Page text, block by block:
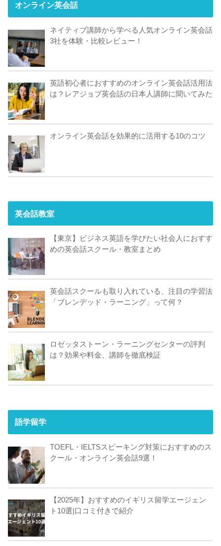
オンライン英会話
ネイティブ講師から学べる人気オンライン英会話
3社を体験・比較レビュー！
英語初心者におすすめのオンライン英会話活用法
は？レアジョブ英会話の日本人講師に聞いてみた
オンライン英会話を効果的に活用する10のコツ
英会話教室
【東京】ビジネス英語を学びたい社会人におすす
めの英会話スクール・教室まとめ
英会話スクールも取り入れている、注目の学習法
「ブレンデッド・ラーニング」って何？
ロゼッタストーン・ラーニングセンターの評判
は？効果や料金、講師を徹底検証
語学留学
TOEFL・IELTSスピーキング対策におすすめのス
クール・オンライン英会話9選！
【2025年】おすすめのイギリス留学エージェン
ト10選|口コミ付きで紹介